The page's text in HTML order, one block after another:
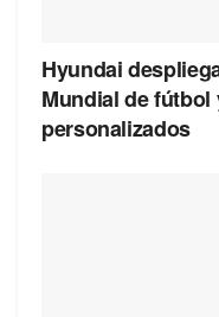
Hyundai
Mundial de
personalizados